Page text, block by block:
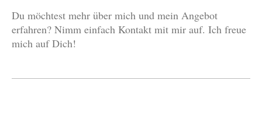
Du möchtest mehr über mich und mein Angebot
erfahren? Nimm einfach Kontakt mit mir auf. Ich freue
mich auf Dich!